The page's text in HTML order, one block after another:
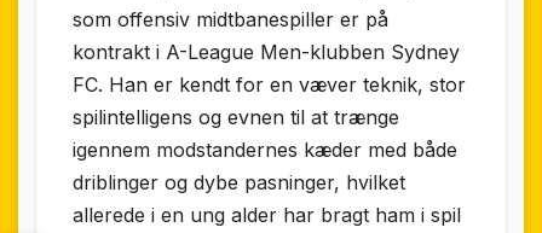
som offensiv midtbanespiller er på
kontrakt i A-League Men-klubben Sydney
FC. Han er kendt for en væver teknik, stor
spilintelligens og evnen til at trænge
igennem modstandernes kæder med både
driblinger og dybe pasninger, hvilket
allerede i en ung alder har bragt ham i spil